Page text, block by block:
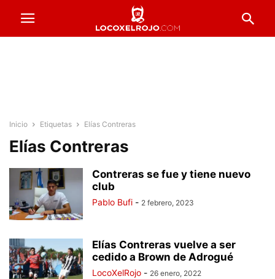
Inicio Etiquetas Elías Contreras
Elías Contreras
Contreras se fue y tiene nuevo
club
Pablo Bufi - 2 febrero, 2023
Elías Contreras vuelve a ser
cedido a Brown de Adrogué
LocoXelRojo - 26 enero, 2022